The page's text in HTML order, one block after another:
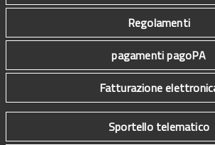
Regolamenti
pagamenti pagoPA
Fatturazione
Sportello telematico